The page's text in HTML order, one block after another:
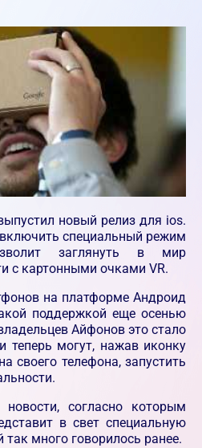
новый релиз для ios.
специальный режим
заглянуть в мир
с картонными очками VR.
на платформе Андроид
поддержкой еще осенью
Айфонов это стало
теперь могут, нажав иконку
своего телефона, запустить
согласно которым
в свет специальную
так много говорилось ранее.